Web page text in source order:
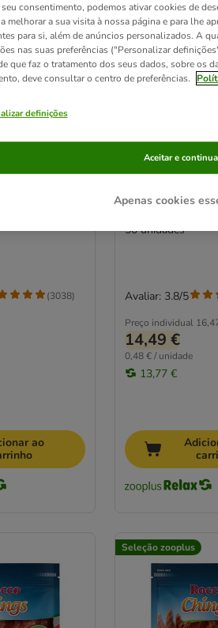
Originals
g
(3038)
ao
Rocco Naturals
orelhas de boi
30 unidades
Preço individual
14,49 €
0,48 € / unidade
13,77 €
Avaliar: 3.8/5
Seleção zooplus
consentimento, podemos ativar cookies de
melhorar a sua visita à nossa página e para lhe
para si, além de anúncios personalizados. A
nas suas preferências ("Personalizar
que faz o tratamento dos seus dados, sobre os
deve consultar o centro de preferências.
definições
Apenas cookies
Aceitar e